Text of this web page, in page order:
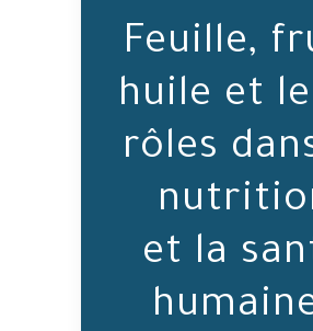
Feuille,
huile et
rôles
et la